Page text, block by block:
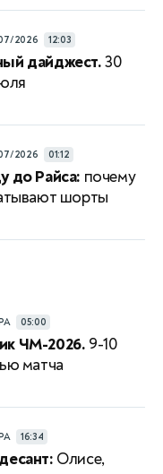
2026 12:03
дайджест.30
2026 01:12
до Райса: почему
шорты
05:00
ЧМ-2026. 9-10
матча
16:34
Олисе,